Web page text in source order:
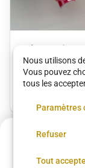
Décoration
Élysees Nails
2 € • 30 min
Nous utilisons
Vous pouvez
tous les
Paramètres
Refuser
Tout